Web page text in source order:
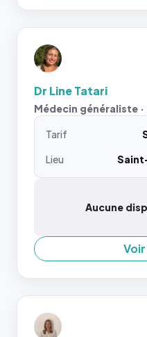
Dr Line Tatari
Médecin généraliste ·
Tarif
Lieu
Aucune